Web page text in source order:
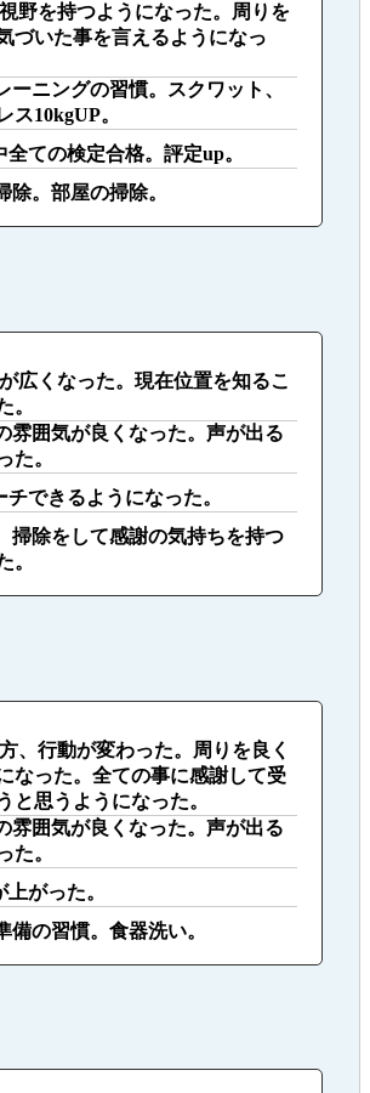
野を持つようになった。周りを
づいた事を言えるようになっ
ーニングの習慣。スクワット、
ス10kgUP。
全ての検定合格。評定up。
除。部屋の掃除。
広くなった。現在位置を知るこ
。
雰囲気が良くなった。声が出る
た。
チできるようになった。
掃除をして感謝の気持ちを持つ
。
、行動が変わった。周りを良く
なった。全ての事に感謝して受
と思うようになった。
雰囲気が良くなった。声が出る
た。
上がった。
備の習慣。食器洗い。